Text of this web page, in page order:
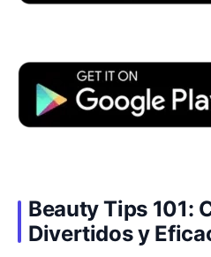
Beauty Tips 101:
Divertidos y